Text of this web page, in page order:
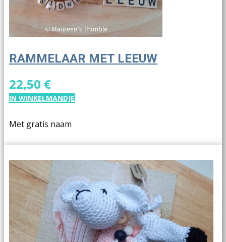
RAMMELAAR MET LEEUW
22,50 €
IN WINKELMANDJE
Met gratis naam